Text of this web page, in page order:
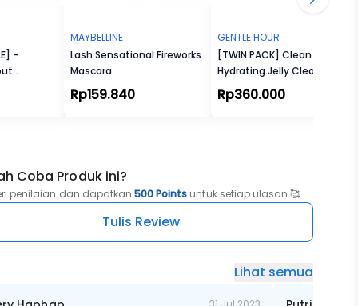
-
MAYBELLINE
Lash Sensational Fireworks
Mascara
Rp159.840
GENTLE HOUR
[TWIN PACK] Clean Start
Hydrating Jelly Cleanser
Rp360.000
Coba Produk ini?
penilaian dan dapatkan 500 Points untuk setiap ulasan 🥰
Tulis Review
Lihat semua